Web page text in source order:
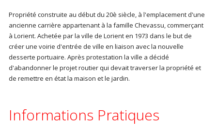
Propriété construite au début du 20è siècle, à l'emplacement d'une
ancienne carrière appartenant à la famille Chevassu, commerçant
à Lorient. Achetée par la ville de Lorient en 1973 dans le but de
créer une voirie d'entrée de ville en liaison avec la nouvelle
desserte portuaire. Après protestation la ville a décidé
d'abandonner le projet routier qui devait traverser la propriété et
de remettre en état la maison et le jardin.
Informations Pratiques